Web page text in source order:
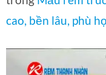
cao, bền lâu, phù